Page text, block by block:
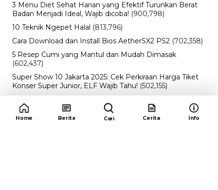
3 Menu Diet Sehat Harian yang Efektif Turunkan Berat
Badan Menjadi Ideal, Wajib dicoba! (900,798)
10 Teknik Ngepet Halal (813,796)
Cara Download dan Install Bios AetherSX2 PS2 (702,358)
5 Resep Cumi yang Mantul dan Mudah Dimasak
(602,437)
Super Show 10 Jakarta 2025: Cek Perkiraan Harga Tiket
Konser Super Junior, ELF Wajib Tahu! (502,155)
Diadakan oleh Redaksiku.com: Event Langka dengan
Drop Rate yang Melejit
(424,831)
Home Berita Cari Cerita Info